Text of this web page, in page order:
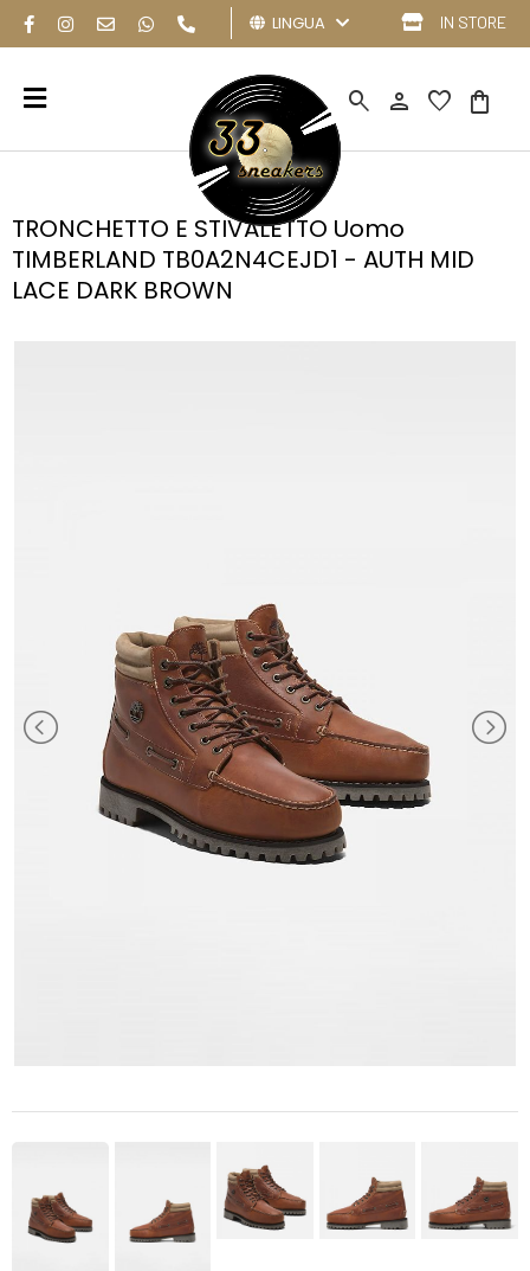
LINGUA IN STORE
search person favorite shopping_bag
TRONCHETTO E STIVALETTO Uomo
TIMBERLAND TB0A2N4CEJD1 - AUTH MID
LACE DARK BROWN